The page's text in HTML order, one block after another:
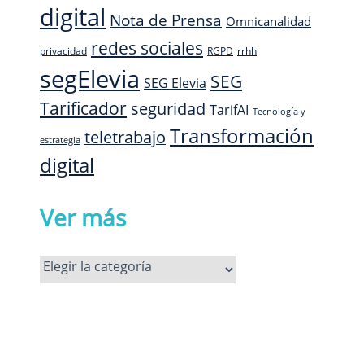
digital Nota de Prensa Omnicanalidad
privacidad redes sociales RGPD rrhh
segElevia SEG Elevia SEG
Tarificador seguridad TarifAI Tecnología y
estrategia teletrabajo Transformación
digital
Ver más
Ver
más